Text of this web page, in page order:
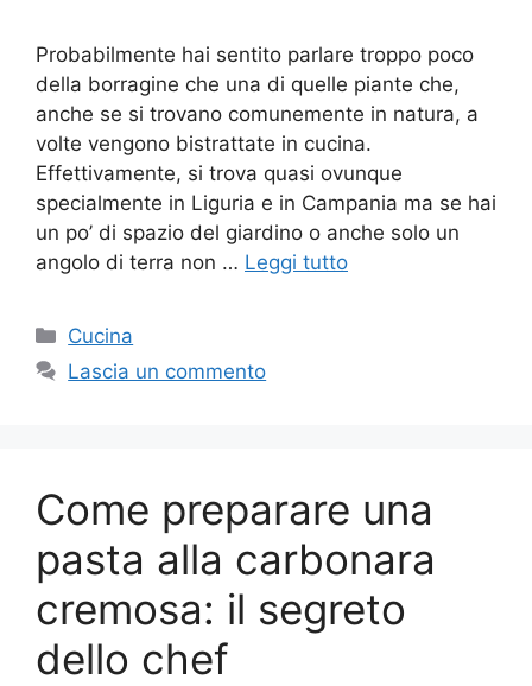
Probabilmente hai sentito parlare troppo poco
della borragine che una di quelle piante che,
anche se si trovano comunemente in natura, a
volte vengono bistrattate in cucina.
Effettivamente, si trova quasi ovunque
specialmente in Liguria e in Campania ma se hai
un po’ di spazio del giardino o anche solo un
angolo di terra non … Leggi tutto
Categorie
Cucina
Lascia un commento
Come preparare una
pasta alla carbonara
cremosa: il segreto
dello chef